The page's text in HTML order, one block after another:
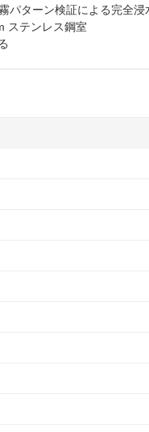
パターン検証による完全浸
ステンレス鋼室